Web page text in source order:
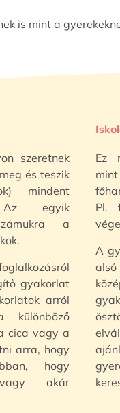
is mint a
szeretnek
és teszik
mindent
Az egyik
a
gyakorlat
arról
különböző
cica vagy a
arra, hogy
hogy
vagy akár
Ez
Pl.
A